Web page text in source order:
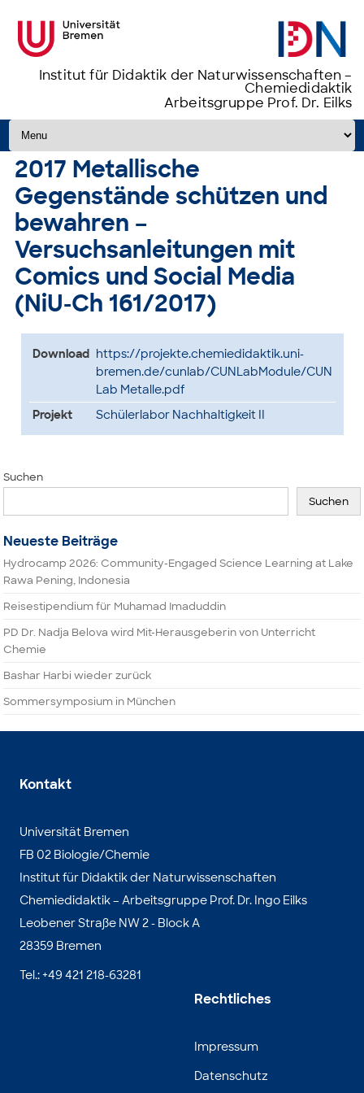
Institut für Didaktik der Naturwissenschaften –
Chemiedidaktik
Arbeitsgruppe Prof. Dr. Eilks
Zum Inhalt springen
2017 Metallische
Gegenstände schützen und
bewahren –
Versuchsanleitungen mit
Comics und Social Media
(NiU-Ch 161/2017)
Download https://projekte.chemiedidaktik.uni-
bremen.de/cunlab/CUNLabModule/CUN
Lab Metalle.pdf
Projekt
Schülerlabor Nachhaltigkeit II
Suchen
Suchen
Neueste Beiträge
Hydrocamp 2026: Community-Engaged Science Learning at Lake
Rawa Pening, Indonesia
Reisestipendium für Muhamad Imaduddin
PD Dr. Nadja Belova wird Mit-Herausgeberin von Unterricht
Chemie
Bashar Harbi wieder zurück
Sommersymposium in München
Kontakt
Universität Bremen
FB 02 Biologie/Chemie
Institut für Didaktik der Naturwissenschaften
Chemiedidaktik – Arbeitsgruppe Prof. Dr. Ingo Eilks
Leobener Straße NW 2 - Block A
28359 Bremen
Tel.: +49 421 218-63281
Rechtliches
Impressum
Datenschutz